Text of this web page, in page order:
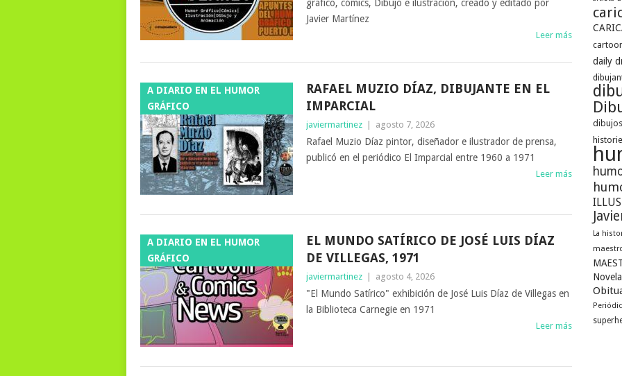
grafico, cómics, Dibujo e ilustración, creado y editado por
Javier Martínez
Leer más
A DIARIO EN EL HUMOR
GRÁFICO
RAFAEL MUZIO DÍAZ, DIBUJANTE EN EL
IMPARCIAL
javiermartinez | agosto 7, 2026
Rafael Muzio Díaz pintor, diseñador e ilustrador de prensa,
publicó en el periódico El Imparcial entre 1960 a 1971
Leer más
A DIARIO EN EL HUMOR
GRÁFICO
EL MUNDO SATÍRICO DE JOSÉ LUIS DÍAZ
DE VILLEGAS, 1971
javiermartinez | agosto 4, 2026
"El Mundo Satírico" exhibición de José Luis Díaz de Villegas en
la Biblioteca Carnegie en 1971
Leer más
daily
La